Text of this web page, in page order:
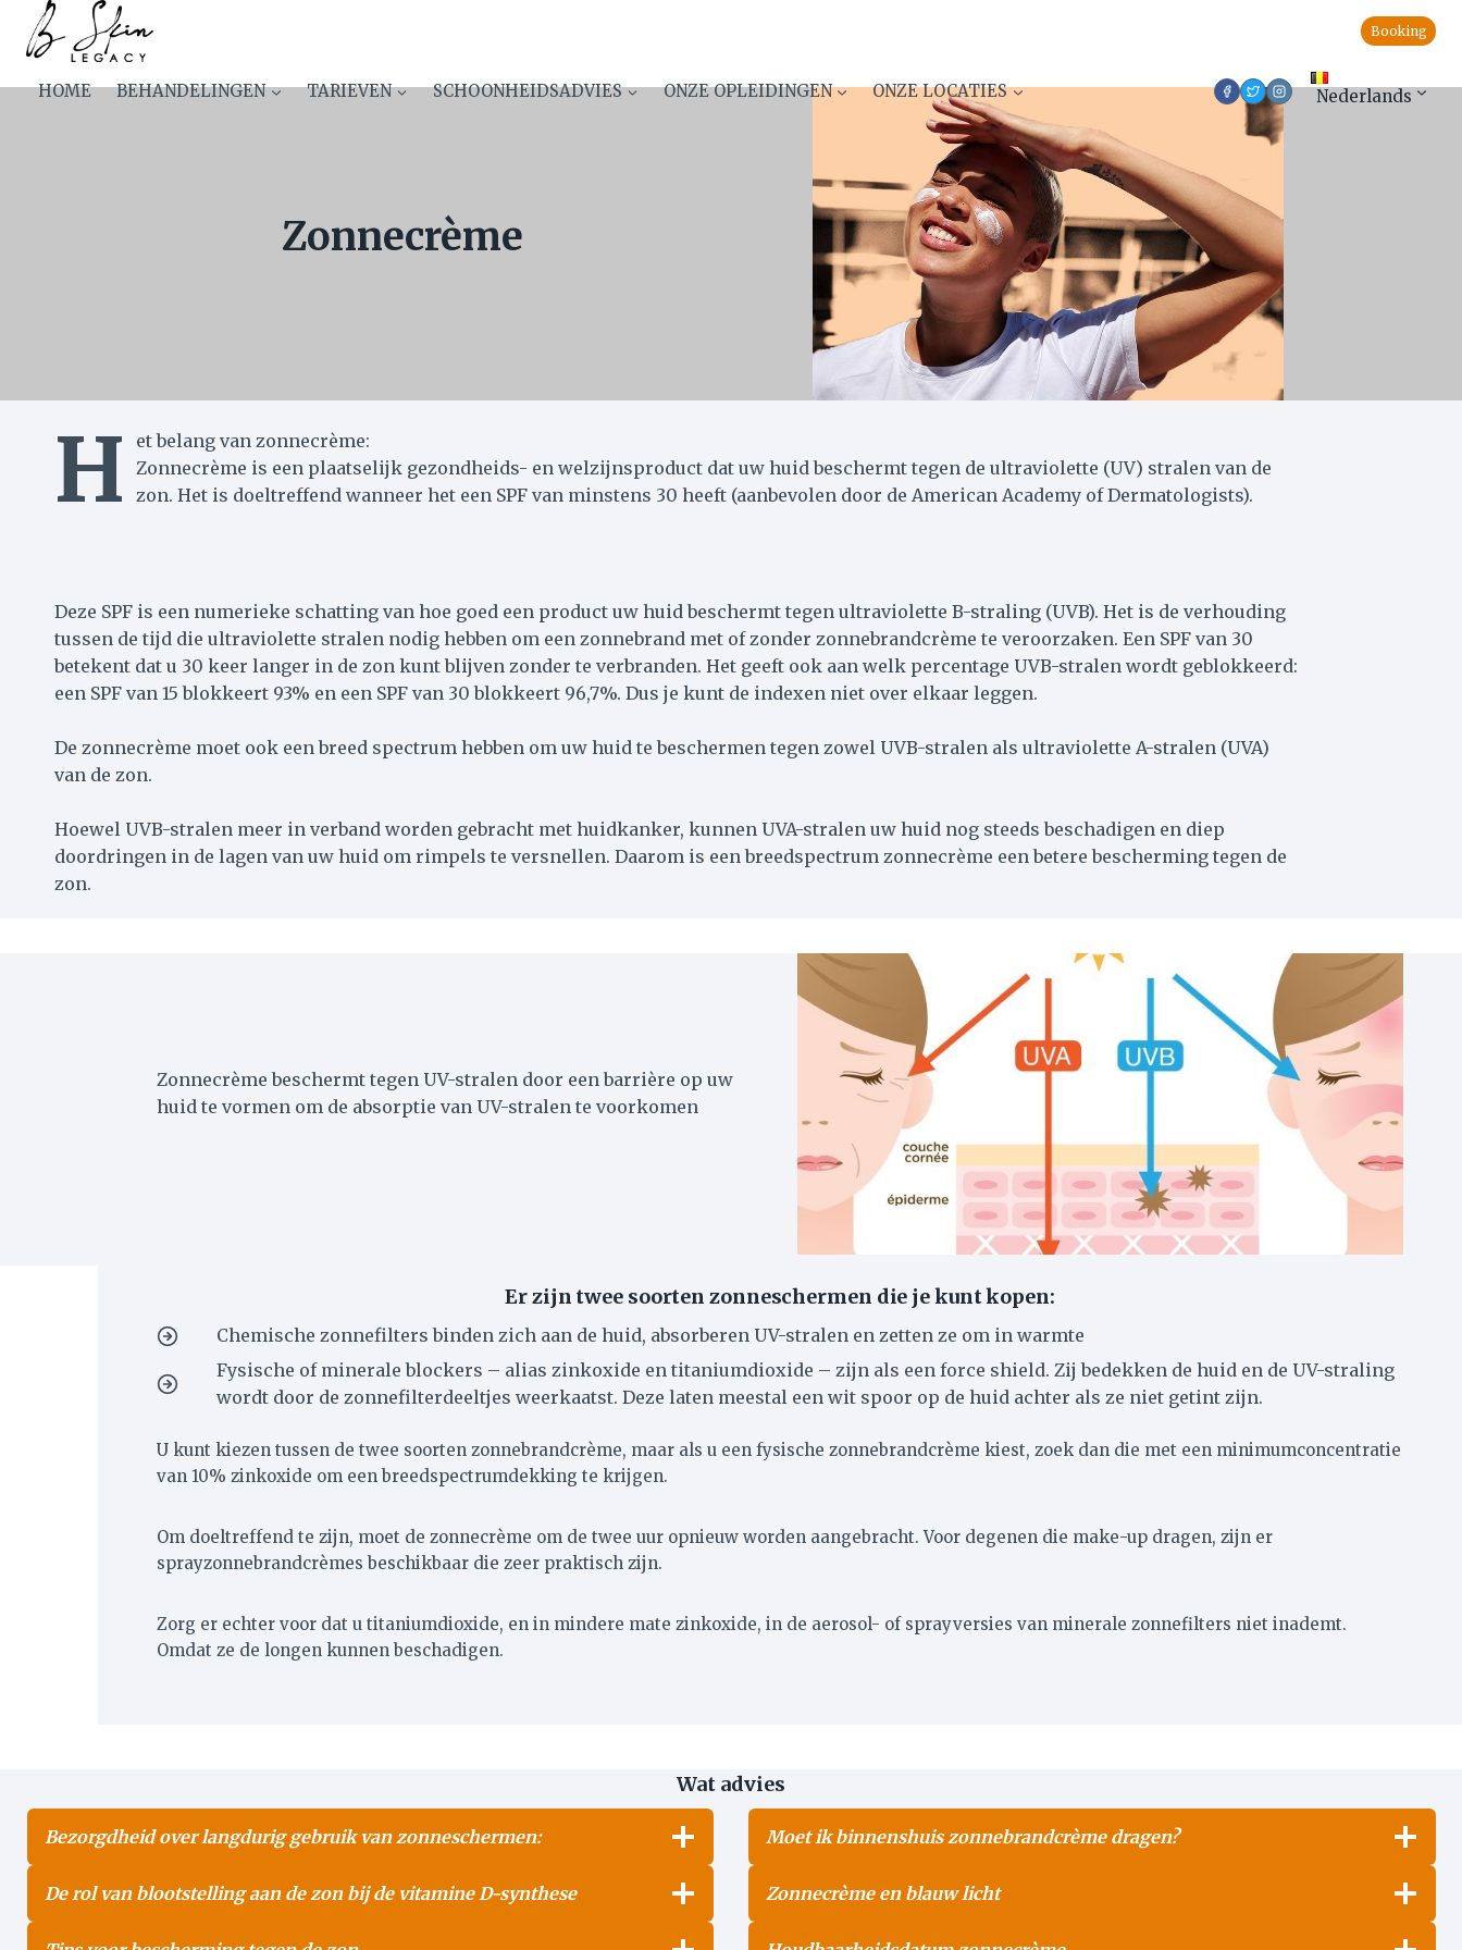
content
Booking
HOME BEHANDELINGEN TARIEVEN SCHOONHEIDSADVIES ONZE OPLEIDINGEN ONZE LOCATIES Nederlands
NL-Ecran solaire pour peau
Zonnecrème
H
et belang van zonnecrème:
Zonnecrème is een plaatselijk gezondheids- en welzijnsproduct dat uw huid beschermt tegen de ultraviolette (UV) stralen van de
zon. Het is doeltreffend wanneer het een SPF van minstens 30 heeft (aanbevolen door de American Academy of Dermatologists).
Deze SPF is een numerieke schatting van hoe goed een product uw huid beschermt tegen ultraviolette B-straling (UVB). Het is de verhouding
tussen de tijd die ultraviolette stralen nodig hebben om een zonnebrand met of zonder zonnebrandcrème te veroorzaken. Een SPF van 30
betekent dat u 30 keer langer in de zon kunt blijven zonder te verbranden. Het geeft ook aan welk percentage UVB-stralen wordt geblokkeerd:
een SPF van 15 blokkeert 93% en een SPF van 30 blokkeert 96,7%. Dus je kunt de indexen niet over elkaar leggen.
De zonnecrème moet ook een breed spectrum hebben om uw huid te beschermen tegen zowel UVB-stralen als ultraviolette A-stralen (UVA)
van de zon.
Hoewel UVB-stralen meer in verband worden gebracht met huidkanker, kunnen UVA-stralen uw huid nog steeds beschadigen en diep
doordringen in de lagen van uw huid om rimpels te versnellen. Daarom is een breedspectrum zonnecrème een betere bescherming tegen de
zon.
Zonnecrème beschermt tegen UV-stralen door een barrière op uw
huid te vormen om de absorptie van UV-stralen te voorkomen
Er zijn twee soorten zonneschermen die je kunt kopen:
Chemische zonnefilters binden zich aan de huid, absorberen UV-stralen en zetten ze om in warmte
Fysische of minerale blockers – alias zinkoxide en titaniumdioxide – zijn als een force shield. Zij bedekken de huid en de UV-straling
wordt door de zonnefilterdeeltjes weerkaatst. Deze laten meestal een wit spoor op de huid achter als ze niet getint zijn.
U kunt kiezen tussen de twee soorten zonnebrandcrème, maar als u een fysische zonnebrandcrème kiest, zoek dan die met een minimumconcentratie
van 10% zinkoxide om een breedspectrumdekking te krijgen.
Om doeltreffend te zijn, moet de zonnecrème om de twee uur opnieuw worden aangebracht. Voor degenen die make-up dragen, zijn er
sprayzonnebrandcrèmes beschikbaar die zeer praktisch zijn.
Zorg er echter voor dat u titaniumdioxide, en in mindere mate zinkoxide, in de aerosol- of sprayversies van minerale zonnefilters niet inademt.
Omdat ze de longen kunnen beschadigen.
Wat advies
Bezorgdheid over langdurig gebruik van zonneschermen:
De rol van blootstelling aan de zon bij de vitamine D-synthese
Moet ik binnenshuis zonnebrandcrème dragen?
Zonnecrème en blauw licht